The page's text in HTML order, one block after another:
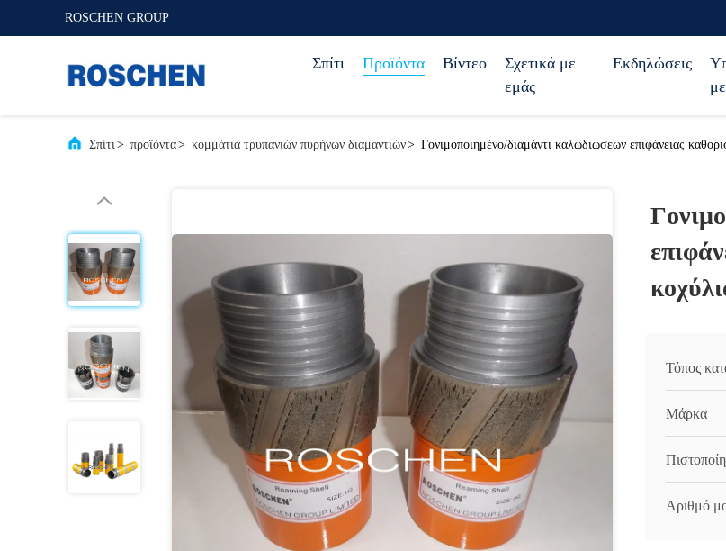
ROSCHEN GROUP
Σπίτι Προϊόντα Βίντεο
Σχετικά με
εμάς
Εκδηλώσεις
Σπίτι> προϊόντα> κομμάτια τρυπανιών πυρήνων διαμαντιών> Γονιμοποιημένο/διαμάντι καλωδιώσεων επιφάνειας
Τόπος
Μάρκα
Αριθμό